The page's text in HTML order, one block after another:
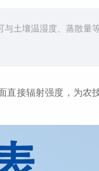
土壤温湿度、蒸散量
接辐射强度，为农